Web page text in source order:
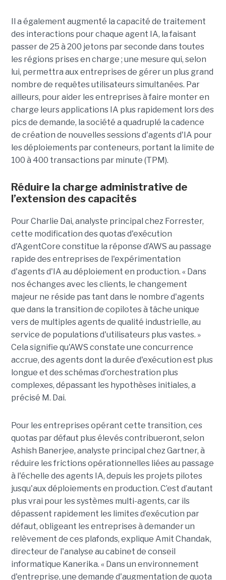
Il a également augmenté la capacité de traitement
des interactions pour chaque agent IA, la faisant
passer de 25 à 200 jetons par seconde dans toutes
les régions prises en charge ; une mesure qui, selon
lui, permettra aux entreprises de gérer un plus grand
nombre de requêtes utilisateurs simultanées. Par
ailleurs, pour aider les entreprises à faire monter en
charge leurs applications IA plus rapidement lors des
pics de demande, la société a quadruplé la cadence
de création de nouvelles sessions d'agents d'IA pour
les déploiements par conteneurs, portant la limite de
100 à 400 transactions par minute (TPM).
Réduire la charge administrative de
l’extension des capacités
Pour Charlie Dai, analyste principal chez Forrester,
cette modification des quotas d'exécution
d'AgentCore constitue la réponse d’AWS au passage
rapide des entreprises de l'expérimentation
d'agents d'IA au déploiement en production. « Dans
nos échanges avec les clients, le changement
majeur ne réside pas tant dans le nombre d'agents
que dans la transition de copilotes à tâche unique
vers de multiples agents de qualité industrielle, au
service de populations d'utilisateurs plus vastes. »
Cela signifie qu'AWS constate une concurrence
accrue, des agents dont la durée d'exécution est plus
longue et des schémas d'orchestration plus
complexes, dépassant les hypothèses initiales, a
précisé M. Dai.
Pour les entreprises opérant cette transition, ces
quotas par défaut plus élevés contribueront, selon
Ashish Banerjee, analyste principal chez Gartner, à
réduire les frictions opérationnelles liées au passage
à l'échelle des agents IA, depuis les projets pilotes
jusqu'aux déploiements en production. C’est d’autant
plus vrai pour les systèmes multi-agents, car ils
dépassent rapidement les limites d’exécution par
défaut, obligeant les entreprises à demander un
relèvement de ces plafonds, explique Amit Chandak,
directeur de l'analyse au cabinet de conseil
informatique Kanerika. « Dans un environnement
d'entreprise, une demande d'augmentation de quota